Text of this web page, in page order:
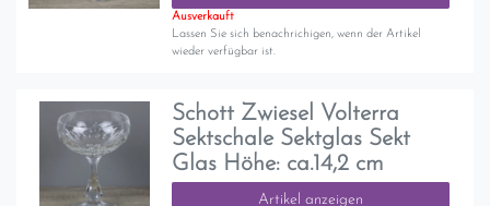
Ausverkauft
Lassen Sie sich benachrichigen, wenn der Artikel
wieder verfügbar ist.
Schott Zwiesel Volterra
Sektschale Sektglas Sekt
Glas Höhe: ca.14,2 cm
Artikel anzeigen